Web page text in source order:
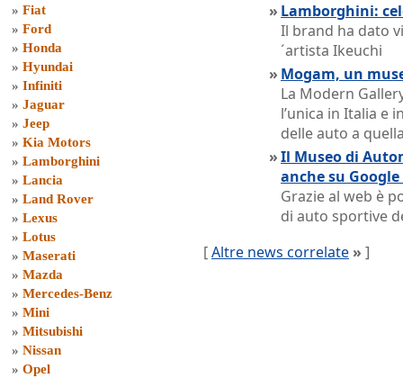
» Fiat
» Ford
» Honda
» Hyundai
» Infiniti
» Jaguar
» Jeep
» Kia Motors
» Lamborghini
» Lancia
» Land Rover
» Lexus
» Lotus
» Maserati
» Mazda
» Mercedes-Benz
» Mini
» Mitsubishi
» Nissan
» Opel
» Lamborghini:
Il brand ha dato
´artista Ikeuchi
» Mogam, un
La Modern
l’unica in Italia e
delle auto a
»Il Museo di
anche su
Grazie al web è
di auto sportive
[Altre news correlate » ]